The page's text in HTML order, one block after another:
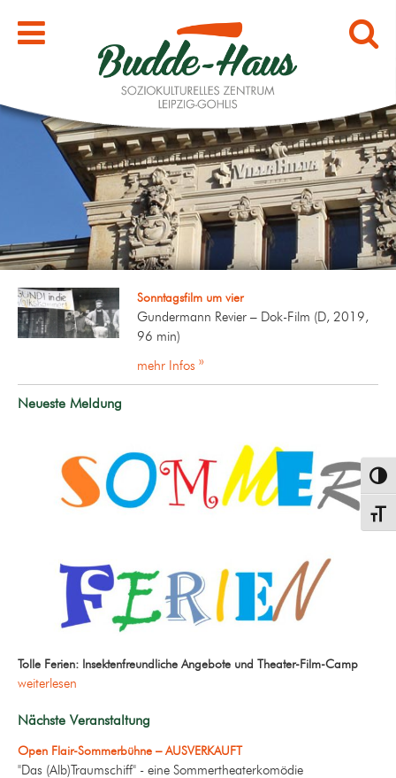
Sonntagsfilm um vier
Gundermann Revier – Dok-Film (D, 2019,
96 min)
mehr Infos »
Neueste Meldung
Tolle Ferien: Insektenfreundliche Angebote und Theater-Film-Camp
weiterlesen
Nächste Veranstaltung
Open Flair-Sommerbühne – AUSVERKAUFT
"Das (Alb)Traumschiff" - eine Sommertheaterkomödie